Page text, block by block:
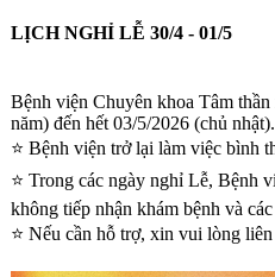
LỊCH NGHỈ LỄ 30/4 - 01/5
Bệnh viện Chuyên khoa Tâm
năm) đến hết 03/5/2026 (chủ nhật).
⭐️ Bệnh viện trở lại làm việc bình
⭐️ Trong các ngày nghỉ Lễ, Bệnh
không tiếp nhận khám bệnh và
⭐️ Nếu cần hỗ trợ, xin vui lòng